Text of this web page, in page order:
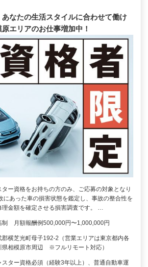
あなたの生活スタイルに合わせて働け
エリアのお仕事増加中！
ター資格をお持ちの方のみ、ご応募の対象となり
にあった車の損害状態を鑑定し、事故の整合性を
理金額を確定させる損害調査です。 …
制 月額報酬例500,000円〜1,000,000円
郡横芝光町母子192-2（営業エリアは東京都内各
県相模原市周辺 ※フルリモート対応）
スター資格必須（経験3年以上）、普通自動車運